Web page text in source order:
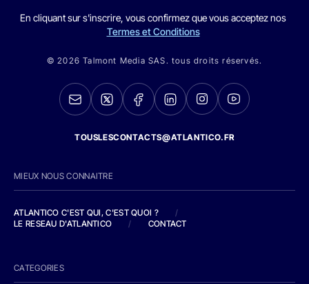
En cliquant sur s'inscrire, vous confirmez que vous acceptez nos
Termes et Conditions
© 2026 Talmont Media SAS. tous droits réservés.
TOUSLESCONTACTS@ATLANTICO.FR
MIEUX NOUS CONNAITRE
ATLANTICO C'EST QUI, C'EST QUOI ?
/
LE RESEAU D'ATLANTICO
/ CONTACT
CATEGORIES